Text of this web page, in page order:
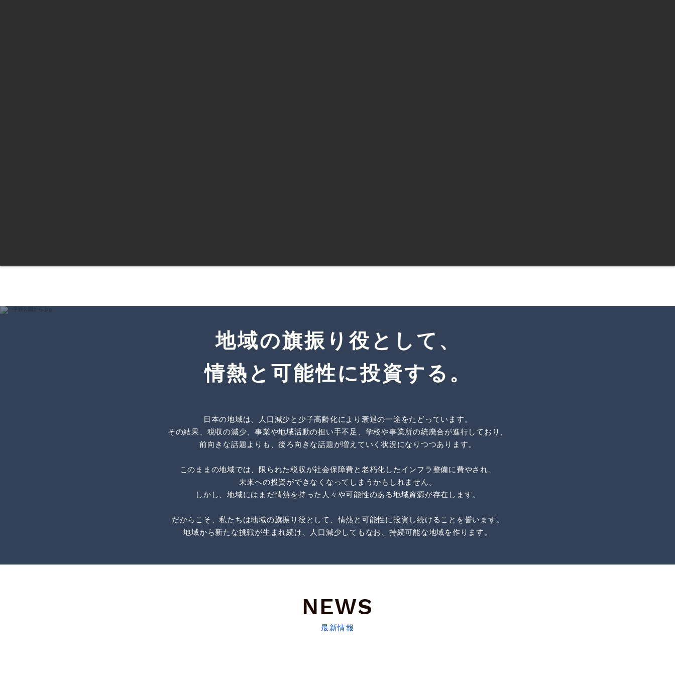
地域の旗振り役として、
​情熱と可能性に投資する。
日本の地域は、人口減少と少子高齢化により衰退の一途をたどっています。
その結果、税収の減少、事業や地域活動の担い手不足、学校や事業所の統廃合が進行しており、
前向きな話題よりも、後ろ向きな話題が増えていく状況になりつつあります。
このままの地域では、限られた税収が社会保障費と老朽化したインフラ整備に費やされ、
未来への投資ができなくなってしまうかもしれません。
しかし、地域にはまだ情熱を持った人々や可能性のある地域資源が存在します。
だからこそ、私たちは地域の旗振り役として、情熱と可能性に投資し続けることを誓います。
地域から新たな挑戦が生まれ続け、人口減少してもなお、持続可能な地域を作ります。
NEWS
最新情報